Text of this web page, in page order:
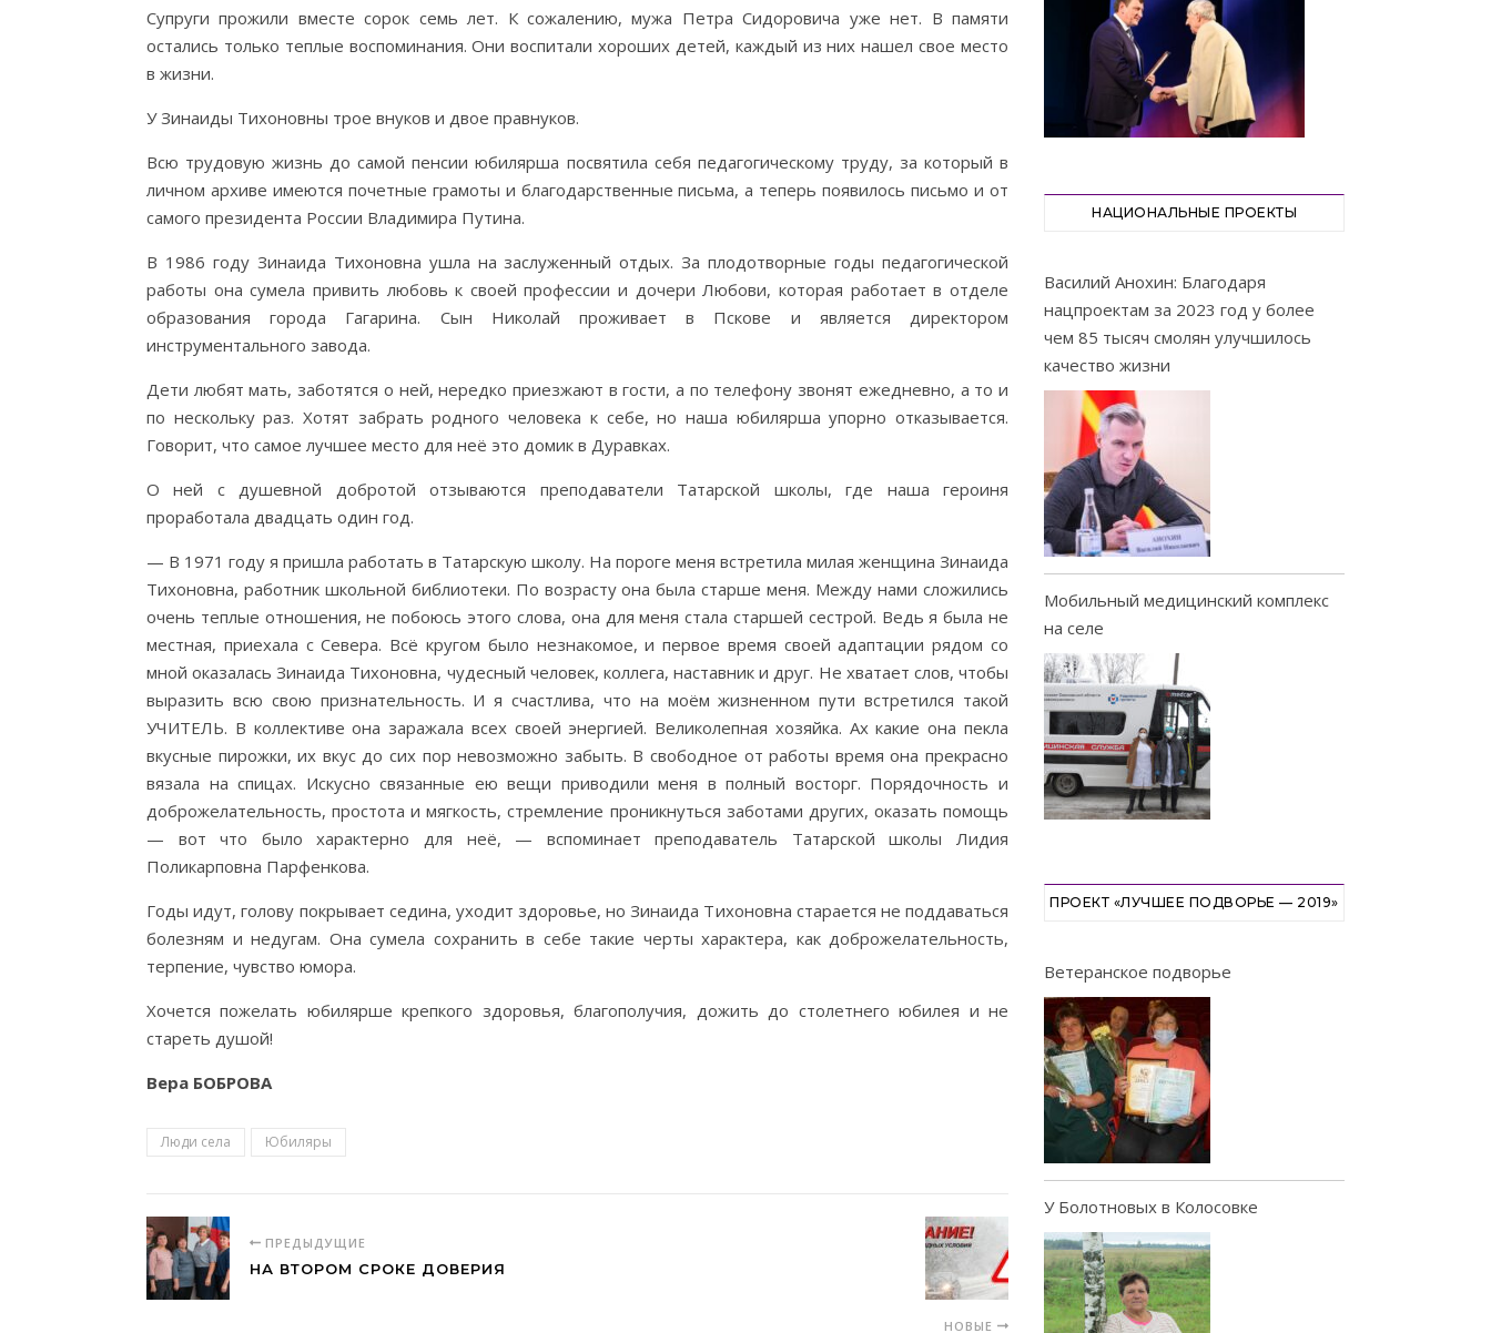
Супруги прожили вместе сорок семь лет. К сожалению, мужа Петра Сидоровича уже нет. В памяти
остались только теплые воспоминания. Они воспитали хороших детей, каждый из них нашел свое место
в жизни.
У Зинаиды Тихоновны трое внуков и двое правнуков.
Всю трудовую жизнь до самой пенсии юбилярша посвятила себя педагогическому труду, за который в
личном архиве имеются почетные грамоты и благодарственные письма, а теперь появилось письмо и от
самого президента России Владимира Путина.
В 1986 году Зинаида Тихоновна ушла на заслуженный отдых. За плодотворные годы педагогической
работы она сумела привить любовь к своей профессии и дочери Любови, которая работает в отделе
образования города Гагарина. Сын Николай проживает в Пскове и является директором
инструментального завода.
Дети любят мать, заботятся о ней, нередко приезжают в гости, а по телефону звонят ежедневно, а то и
по нескольку раз. Хотят забрать родного человека к себе, но наша юбилярша упорно отказывается.
Говорит, что самое лучшее место для неё это домик в Дуравках.
О ней с душевной добротой отзываются преподаватели Татарской школы, где наша героиня
проработала двадцать один год.
— В 1971 году я пришла работать в Татарскую школу. На пороге меня встретила милая женщина Зинаида
Тихоновна, работник школьной библиотеки. По возрасту она была старше меня. Между нами сложились
очень теплые отношения, не побоюсь этого слова, она для меня стала старшей сестрой. Ведь я была не
местная, приехала с Севера. Всё кругом было незнакомое, и первое время своей адаптации рядом со
мной оказалась Зинаида Тихоновна, чудесный человек, коллега, наставник и друг. Не хватает слов, чтобы
выразить всю свою признательность. И я счастлива, что на моём жизненном пути встретился такой
УЧИТЕЛЬ. В коллективе она заражала всех своей энергией. Великолепная хозяйка. Ах какие она пекла
вкусные пирожки, их вкус до сих пор невозможно забыть. В свободное от работы время она прекрасно
вязала на спицах. Искусно связанные ею вещи приводили меня в полный восторг. Порядочность и
доброжелательность, простота и мягкость, стремление проникнуться заботами других, оказать помощь
— вот что было характерно для неё, — вспоминает преподаватель Татарской школы Лидия
Поликарповна Парфенкова.
Годы идут, голову покрывает седина, уходит здоровье, но Зинаида Тихоновна старается не поддаваться
болезням и недугам. Она сумела сохранить в себе такие черты характера, как доброжелательность,
терпение, чувство юмора.
Хочется пожелать юбилярше крепкого здоровья, благополучия, дожить до столетнего юбилея и не
стареть душой!
Вера БОБРОВА
Люди села Юбиляры
ПРЕДЫДУЩИЕ
НА ВТОРОМ СРОКЕ ДОВЕРИЯ
НОВЫЕ
НАЦИОНАЛЬНЫЕ ПРОЕКТЫ
Василий Анохин: Благодаря
нацпроектам за 2023 год у более
чем 85 тысяч смолян улучшилось
качество жизни
Мобильный медицинский комплекс
на селе
ПРОЕКТ «ЛУЧШЕЕ ПОДВОРЬЕ — 2019»
Ветеранское подворье
У Болотновых в Колосовке